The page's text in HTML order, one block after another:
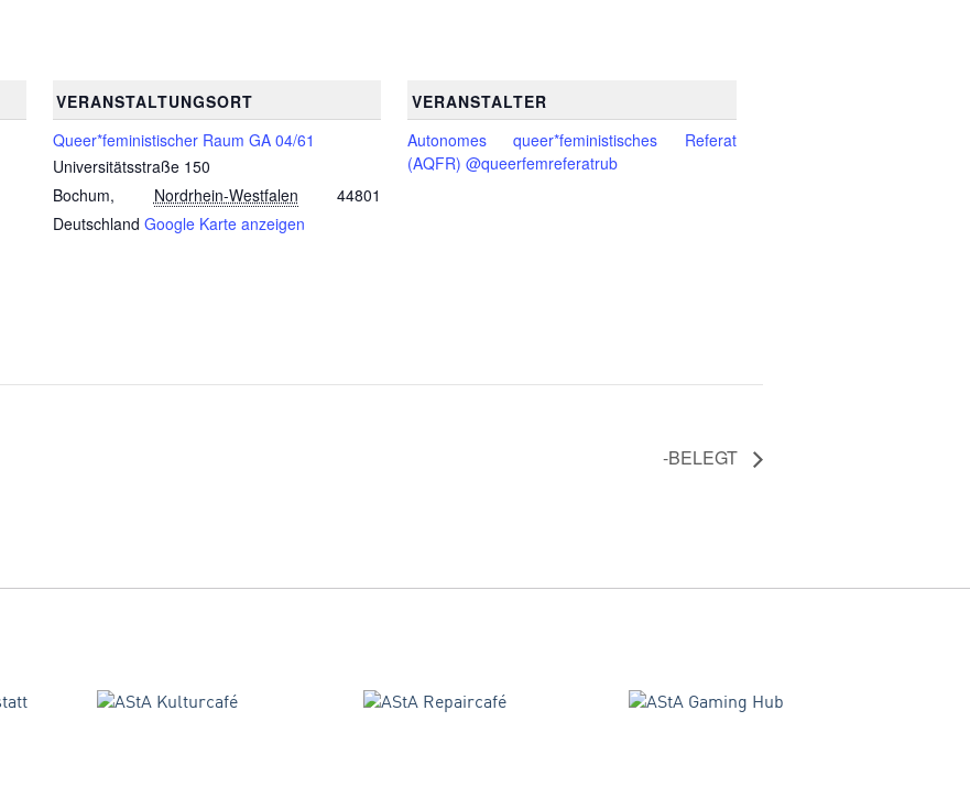
VERANSTALTUNGSORT
Queer*feministischer Raum GA 04/61
Universitätsstraße 150
Bochum, Nordrhein-Westfalen
44801
Deutschland Google Karte anzeigen
VERANSTALTER
Autonomes queer*feministisches Referat
(AQFR) @queerfemreferatrub
-BELEGT